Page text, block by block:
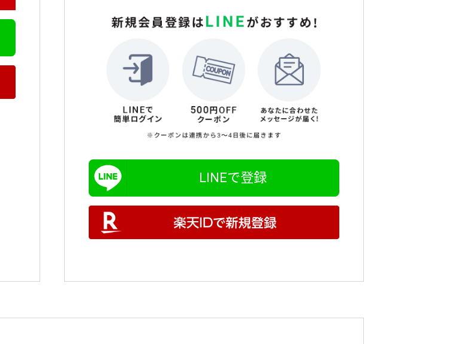
LINEで登録